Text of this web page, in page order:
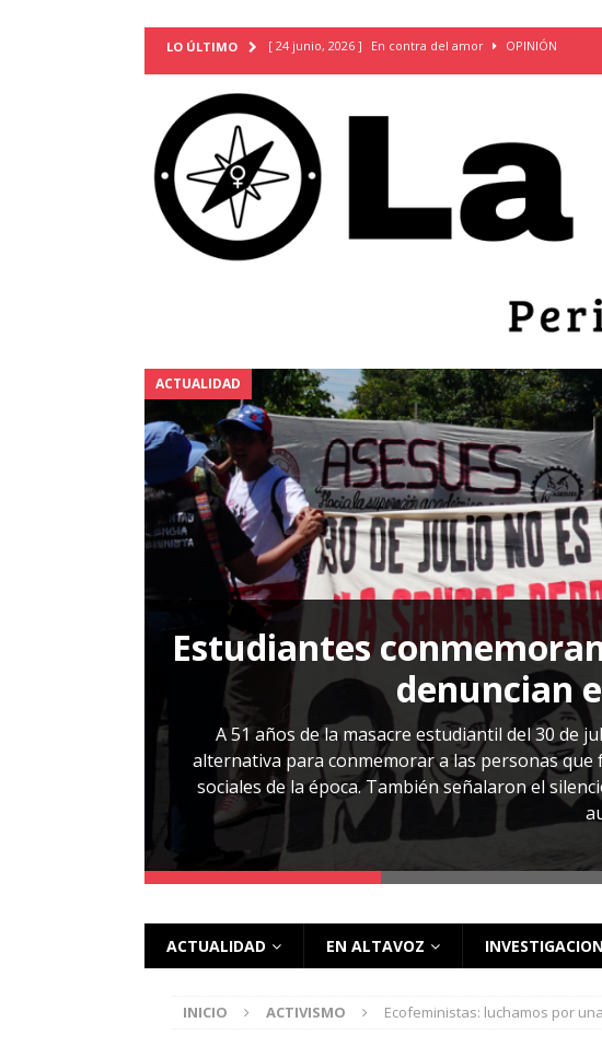
LO ÚLTIMO [ 24 junio, 2026 ] En contra del amor OPINIÓN
TERRITORIO
[ 21 febrero, 2026 ] Cuando la prevención de
INVESTIGACIONES
[ 31 julio, 2026 ] Estudiantes conmemoran el 51
Piden mantener la libertad provisional
[ 28 julio, 2026 ] ARENA y FMLN apuestan por mujeres
ACTUALIDAD
[ 24 julio, 2026 ] A María Hildaura le falló el Estado
[ 28 julio, 2026 ] Más allá de los casos: cómo entender
ACTUALIDAD
Estudiantes
denuncian
A 51 años de la masacre estudiantil del 30 de
alternativa para conmemorar a las personas
sociales de la época. También señalaron el
ACTUALIDAD EN ALTAVOZ
INICIO ACTIVISMO Ecofeministas: luchamos por